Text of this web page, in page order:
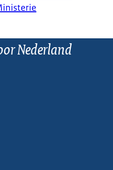
Nederland